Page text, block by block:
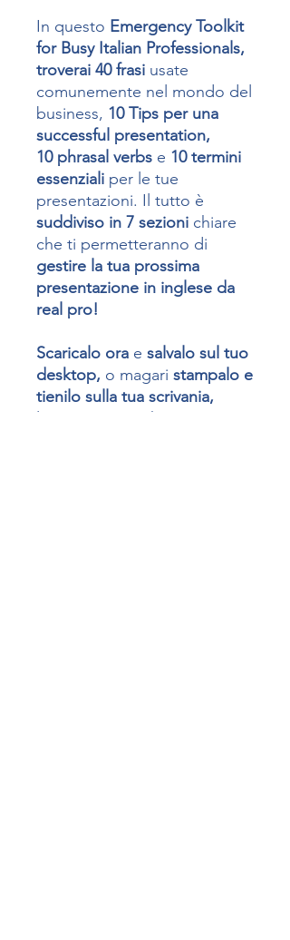
In questo Emergency Toolkit
for Busy Italian Professionals,
troverai 40 frasi usate
comunemente nel mondo del
business, 10 Tips per una
successful presentation,
10 phrasal verbs e 10 termini
essenziali per le tue
presentazioni. Il tutto è
suddiviso in 7 sezioni chiare
che ti permetteranno di
gestire la tua prossima
presentazione in inglese da
real pro!
Scaricalo ora e salvalo sul tuo
desktop, o magari stampalo e
tienilo sulla tua scrivania,
l'importante è che sia pronto